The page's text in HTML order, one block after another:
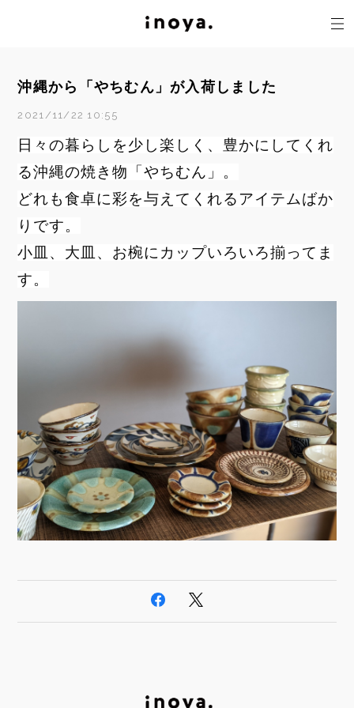
沖縄から「やちむん」が入荷しました
2021/11/22 10:55
日々の暮らしを少し楽しく、豊かにしてくれ
る沖縄の焼き物「やちむん」。
どれも食卓に彩を与えてくれるアイテムばか
りです。
小皿、大皿、お椀にカップいろいろ揃ってま
す。